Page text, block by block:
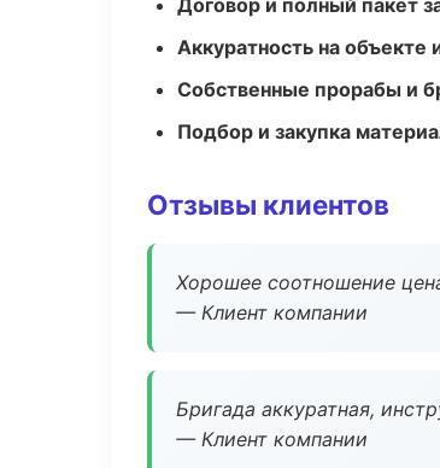
Договор и полный пакет
Аккуратность на объекте
Собственные прорабы и
Подбор и закупка
Отзывы клиентов
Хорошее соотношение
— Клиент компании
Бригада аккуратная,
— Клиент компании